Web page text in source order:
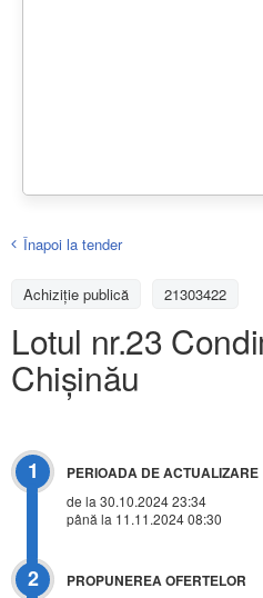
Înapoi la tender
Achiziţie publică 21303422
Lotul nr.23
Chișinău
1 PERIOADA DE ACTUALIZARE
de la 30.10.2024 23:34
până la 11.11.2024 08:30
2 PROPUNEREA OFERTELOR